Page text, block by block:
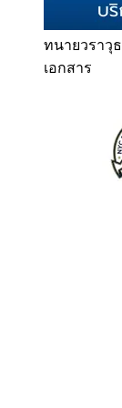
ทนายวราวุธ
เอกสาร